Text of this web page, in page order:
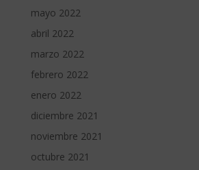
mayo 2022
abril 2022
marzo 2022
febrero 2022
enero 2022
diciembre 2021
noviembre 2021
octubre 2021